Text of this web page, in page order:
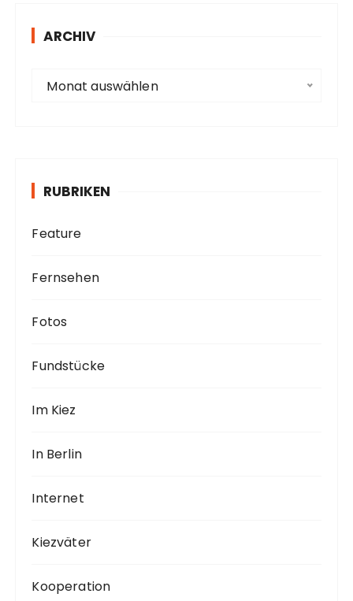
ARCHIV
Monat auswählen
RUBRIKEN
Feature
Fernsehen
Fotos
Fundstücke
Im Kiez
In Berlin
Internet
Kiezväter
Kooperation